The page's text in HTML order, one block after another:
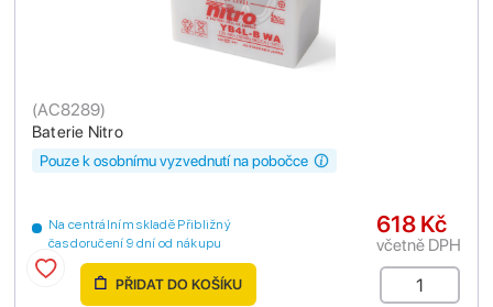
Baterie Nitro
(AC8289)
Na centrálním skladě Přibližný
čas doručení 9 dní od nákupu
Pouze k osobnímu vyzvednutí na pobočce
618 Kč
včetně DPH
PŘIDAT DO KOŠÍKU